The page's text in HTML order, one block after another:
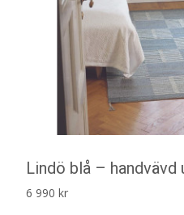
Lindö blå –
6 990 kr